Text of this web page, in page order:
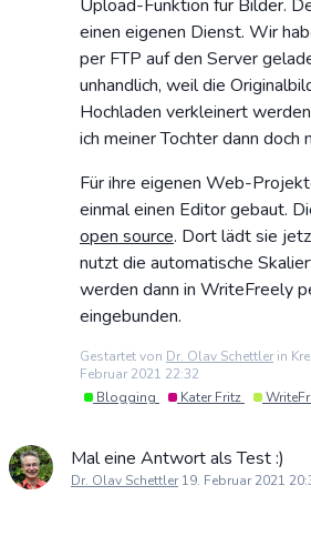
Upload-Funktion für Bilder.
einen eigenen Dienst. Wir
per FTP auf den Server
unhandlich, weil die
Hochladen verkleinert
ich meiner Tochter dann doch
Für ihre eigenen Web-
einmal einen Editor gebaut.
open source. Dort lädt sie
nutzt die automatische
werden dann in WriteFreely
eingebunden.
Gestartet von Dr. Olav Schettler in
Februar 2021 22:32
Blogging
Kater Fritz
Mal eine Antwort als Test :)
Dr. Olav Schettler19. Februar 2021